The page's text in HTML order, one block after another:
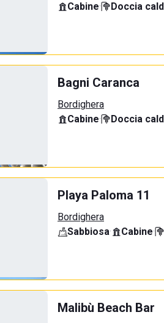
Cabine· Doccia
Bagni Caranca
Bordighera
Cabine· Doccia
Playa Paloma 11
Bordighera
Sabbiosa· Cabine·
Malibù Beach Bar